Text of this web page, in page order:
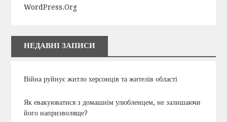
WordPress.org
НЕДАВНІ ЗАПИСИ
Війна руйнує житло херсонців та жителів області
Як евакуюватися з домашнім улюбленцем, не залишаючи
його напризволяще?